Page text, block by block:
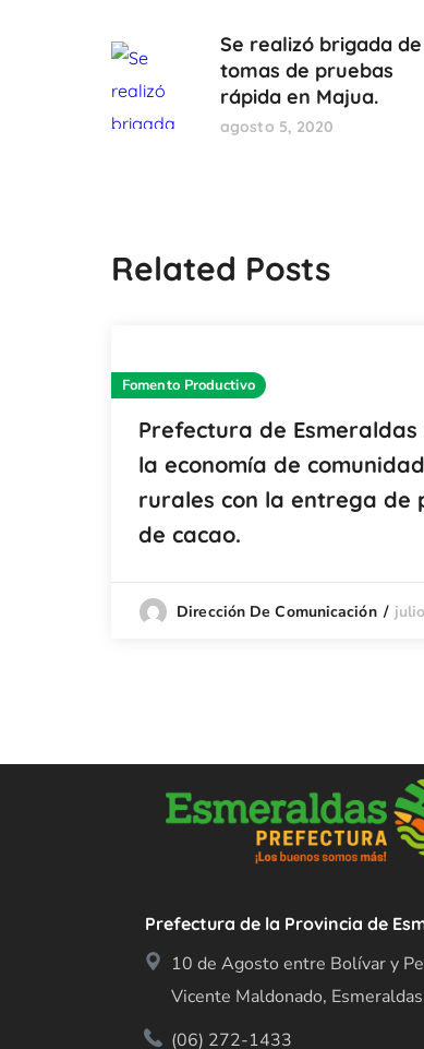
Se realizó brigada de
tomas de pruebas
rápida en Majua.
agosto 5, 2020
Related Posts
Fomento Productivo
Prefectura de
la economía de
rurales con la entrega de
de cacao.
Dirección De Comunicación
Prefectura de la Provincia de
10 de Agosto entre Bolívar y
Vicente Maldonado, Esmeraldas
(06) 272-1433